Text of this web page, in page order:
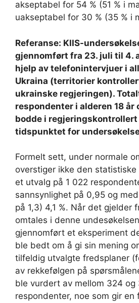
akseptabel for 54 % (51 % i
uakseptabel for 30 % (35 % i
Referanse: KIIS-
gjennomført fra 23. juli til 4.
hjelp av telefonintervjuer i
Ukraina (territorier
ukrainske regjeringen).
respondenter i alderen 18 år
bodde i regjeringskontrollert
tidspunktet for
Formelt sett, under normale
overstiger ikke den
et utvalg på 1 022
sannsynlighet på 0,95 og
på 1,3) 4,1 %. Når det gjelder
omtales i denne
gjennomført et eksperiment
ble bedt om å gi sin mening
tilfeldig utvalgte fredsplaner
av rekkefølgen på
ble vurdert av mellom 324 og
respondenter, noe som gir en